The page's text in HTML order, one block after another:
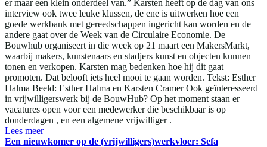
er maar een klein onderdeel van.” Karsten heeft op de dag van ons
interview ook twee leuke klussen, de ene is uitwerken hoe een
goede werkbank met gereedschappen ingericht kan worden en de
andere gaat over de Week van de Circulaire Economie. De
Bouwhub organiseert in die week op 21 maart een MakersMarkt,
waarbij makers, kunstenaars en stadjers kunst en objecten kunnen
tonen en verkopen. Karsten mag bedenken hoe hij dit gaat
promoten. Dat belooft iets heel mooi te gaan worden. Tekst: Esther
Halma Beeld: Esther Halma en Karsten Cramer Ook geïnteresseerd
in vrijwilligerswerk bij de BouwHub? Op het moment staan er
vacatures open voor een medewerker die beschikbaar is op
donderdagen , en een algemene vrijwilliger .
Lees meer
Een nieuwkomer op de (vrijwilligers)werkvloer: Sefa